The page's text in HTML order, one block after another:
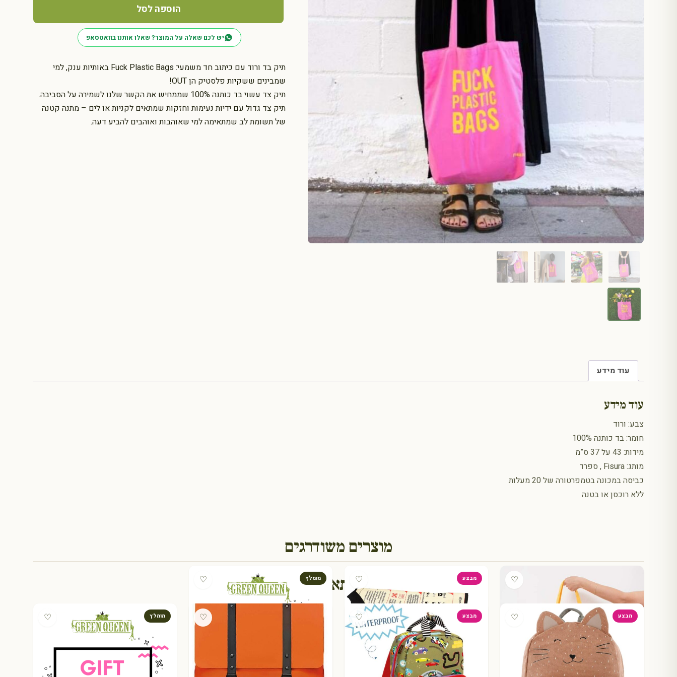
תיק בד ורוד עם כיתוב חד משמעי: Fuck Plastic Bags באותיות ענק, למי
שמבינים ששקיות פלסטיק הן OUT!
תיק צד עשוי בד כותנה 100% שממחיש את הקשר שלנו לשמירה על הסביבה.
תיק צד גדול עם ידיות נעימות וחזקות שמתאים לקניות או לים – מתנה קטנה
של תשומת לב שמתאימה למי שאוהבות ואוהבים להביע דעה.
של
בד
Fuck
Plastic
Bags
ורוד
הוספה לסל
יש לכם שאלה על המוצר? שאלו אותנו בוואטסאפ
עוד מידע
עוד מידע
צבע: ורוד
חומר: בד כותנה 100%
מידות: 43 על 37 ס”מ
מותג: Fisura , ספרד
כביסה במכונה בטמפרטורה של 20 מעלות
ללא רוכסן או בטנה
מוצרים משודרגים
♡ מבצע ♡ מומלץ ♡ גם תאהבו
מבצע ♡ מבצע ♡
♡ מומלץ ♡